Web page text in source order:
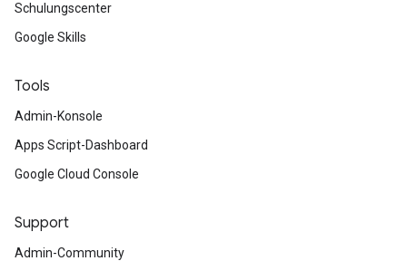
Schulungscenter
Google Skills
Tools
Admin-Konsole
Apps Script-Dashboard
Google Cloud Console
Support
Admin-Community